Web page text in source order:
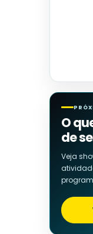
O
de
Veja